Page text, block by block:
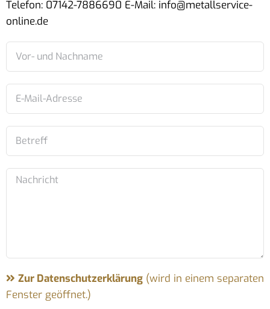
Telefon: 07142-7886690 E-Mail: info@metallservice-
online.de
Zur Datenschutzerklärung(wird in einem separaten
Fenster geöffnet.)